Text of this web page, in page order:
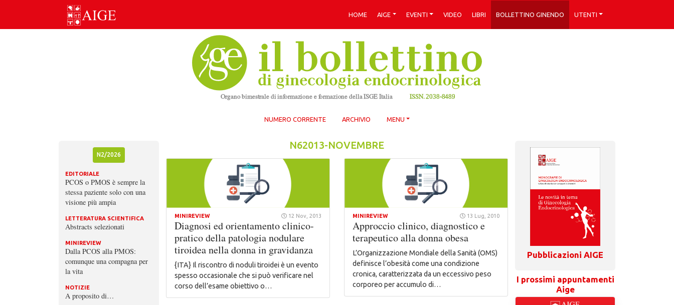
Skip
HOME AIGE EVENTI VIDEO LIBRI BOLLETTINO GINENDO UTENTI
NUMERO CORRENTE ARCHIVIO MENU
N2/2026
EDITORIALE
PCOS o PMOS è sempre la
stessa paziente solo con una
visione più ampia
LETTERATURA SCIENTIFICA
Abstracts selezionati
MINIREVIEW
Dalla PCOS alla PMOS:
comunque una compagna per
la vita
NOTIZIE
A proposito di…
N62013-NOVEMBRE
MINIREVIEW 12 Nov, 2013
Diagnosi ed orientamento clinico-
pratico della patologia nodulare
tiroidea nella donna in gravidanza
{ITA} Il riscontro di noduli tiroidei è un evento
spesso occasionale che si può verificare nel
corso dell’esame obiettivo o…
MINIREVIEW 13 Lug, 2010
Approccio clinico, diagnostico e
terapeutico alla donna obesa
L’Organizzazione Mondiale della Sanità (OMS)
definisce l’obesità come una condizione
cronica, caratterizzata da un eccessivo peso
corporeo per accumulo di…
Pubblicazioni AIGE
I prossimi appuntamenti
Aige